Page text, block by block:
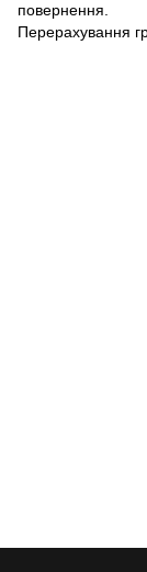
повернення.
Перерахування